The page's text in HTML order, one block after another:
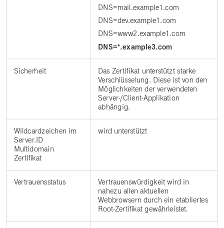
DNS=mail.example1.com
DNS=dev.example1.com
DNS=www2.example1.com
DNS=*.example3.com
Sicherheit
Das Zertifikat unterstützt starke
Verschlüsselung. Diese ist von den
Möglichkeiten der verwendeten
Server-/Client-Applikation
abhängig.
Wildcardzeichen im
Server.ID
Multidomain
Zertifikat
wird unterstützt
Vertrauensstatus Vertrauenswürdigkeit wird in
nahezu allen aktuellen
Webbrowsern durch ein etabliertes
Root-Zertifikat gewährleistet.